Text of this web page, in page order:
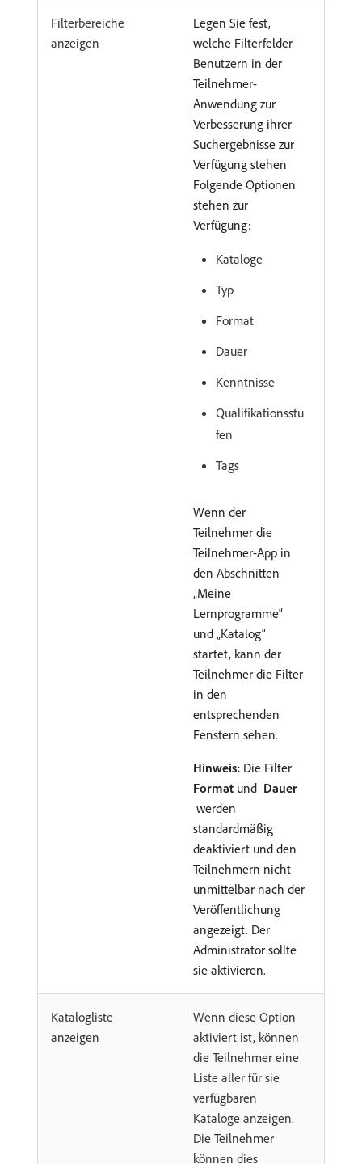
Filterbereiche
anzeigen
Legen Sie fest,
welche Filterfelder
Benutzern in der
Teilnehmer-
Anwendung zur
Verbesserung ihrer
Suchergebnisse zur
Verfügung stehen
Folgende Optionen
stehen zur
Verfügung:
Kataloge
Typ
Format
Dauer
Kenntnisse
Qualifikationsstu
fen
Tags
Wenn der
Teilnehmer die
Teilnehmer-App in
den Abschnitten
„Meine
Lernprogramme“
und „Katalog“
startet, kann der
Teilnehmer die Filter
in den
entsprechenden
Fenstern sehen.
Hinweis: Die Filter
Format und Dauer
werden
standardmäßig
deaktiviert und den
Teilnehmern nicht
unmittelbar nach der
Veröffentlichung
angezeigt. Der
Administrator sollte
sie aktivieren.
Katalogliste
anzeigen
Wenn diese Option
aktiviert ist, können
die Teilnehmer eine
Liste aller für sie
verfügbaren
Kataloge anzeigen.
Die Teilnehmer
können dies